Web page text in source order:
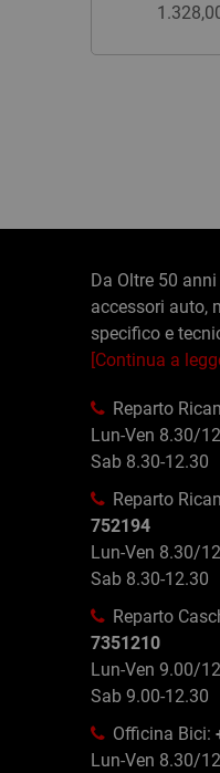
Da Oltre 50
accessori auto,
specifico e
[Continua a
Reparto
Lun-Ven 8.30/
Sab 8.30-12.30
Reparto
752194
Lun-Ven 8.30/
Sab 8.30-12.30
Reparto
7351210
Lun-Ven 9.00/
Sab 9.00-12.30
Officina Bici:
Lun-Ven 8.30/